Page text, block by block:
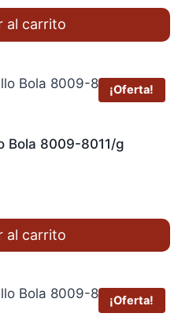
al carrito
¡Oferta!
Bola 8009-8011/g
al carrito
¡Oferta!